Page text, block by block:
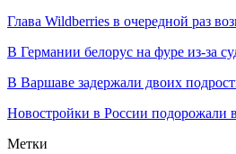
Глава Wildberries в очередной раз
В Германии белорус на фуре из-за
В Варшаве задержали двоих
Новостройки в России подорожали
Метки